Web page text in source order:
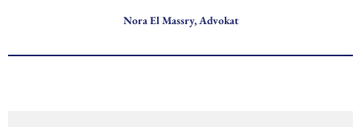
Nora El Massry, Advokat